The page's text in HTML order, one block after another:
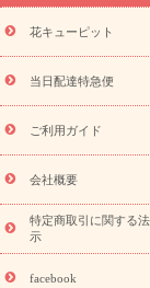
ーブドフラワー
特集
お盆 花（新
盆・初盆）
お盆
フト
お盆・お供
レゼント特集
夏
敬老の日におく
花ギフト・プレゼ
老の日 花鉢植えの
フト・プレゼント
ペーン
映画『ウ
「きょう誕生日
誕生日フラワーギフ
花キューピット
当日配達特急便
ご利用ガイド
会社概要
特定商取引に関する
示
facebook